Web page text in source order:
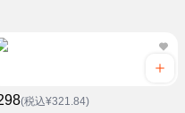
(税込¥321.84)